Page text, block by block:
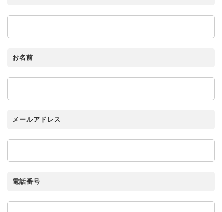
お名前
メールアドレス
電話番号